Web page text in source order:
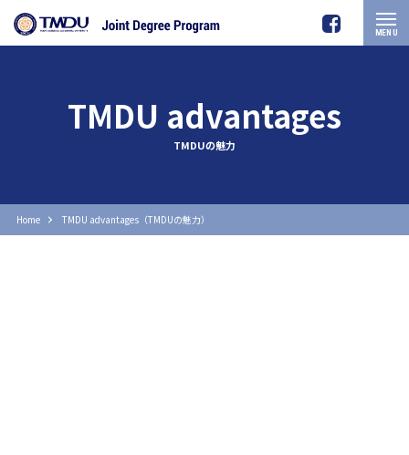
MENU
TMDU advantages
TMDUの魅力
Home TMDU advantages（TMDUの魅力）